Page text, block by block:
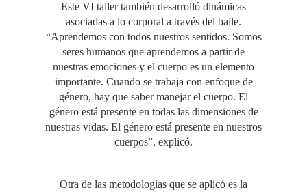
Este VI taller también desarrolló dinámicas
asociadas a lo corporal a través del baile.
“Aprendemos con todos nuestros sentidos. Somos
seres humanos que aprendemos a partir de
nuestras emociones y el cuerpo es un elemento
importante. Cuando se trabaja con enfoque de
género, hay que saber manejar el cuerpo. El
género está presente en todas las dimensiones de
nuestras vidas. El género está presente en nuestros
cuerpos”, explicó.
Otra de las metodologías que se aplicó es la